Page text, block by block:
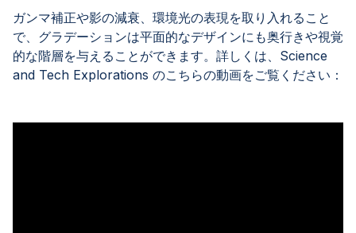
ガンマ補正や影の減衰、環境光の表現を取り入れること
で、グラデーションは平面的なデザインにも奥行きや視覚
的な階層を与えることができます。詳しくは、Science
and Tech Explorations のこちらの動画をご覧ください：